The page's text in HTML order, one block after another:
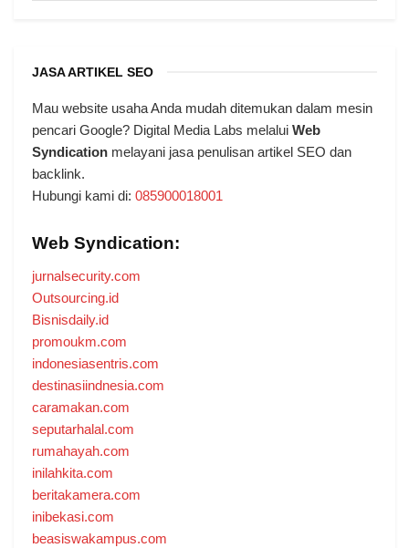
JASA ARTIKEL SEO
Mau website usaha Anda mudah ditemukan dalam mesin
pencari Google? Digital Media Labs melalui Web
Syndication melayani jasa penulisan artikel SEO dan
backlink.
Hubungi kami di: 085900018001
Web Syndication:
jurnalsecurity.com
Outsourcing.id
Bisnisdaily.id
promoukm.com
indonesiasentris.com
destinasiindnesia.com
caramakan.com
seputarhalal.com
rumahayah.com
inilahkita.com
beritakamera.com
inibekasi.com
beasiswakampus.com